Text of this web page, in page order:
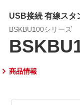
USB接続 有線スタ
BSKBU100シリーズ
商品情報